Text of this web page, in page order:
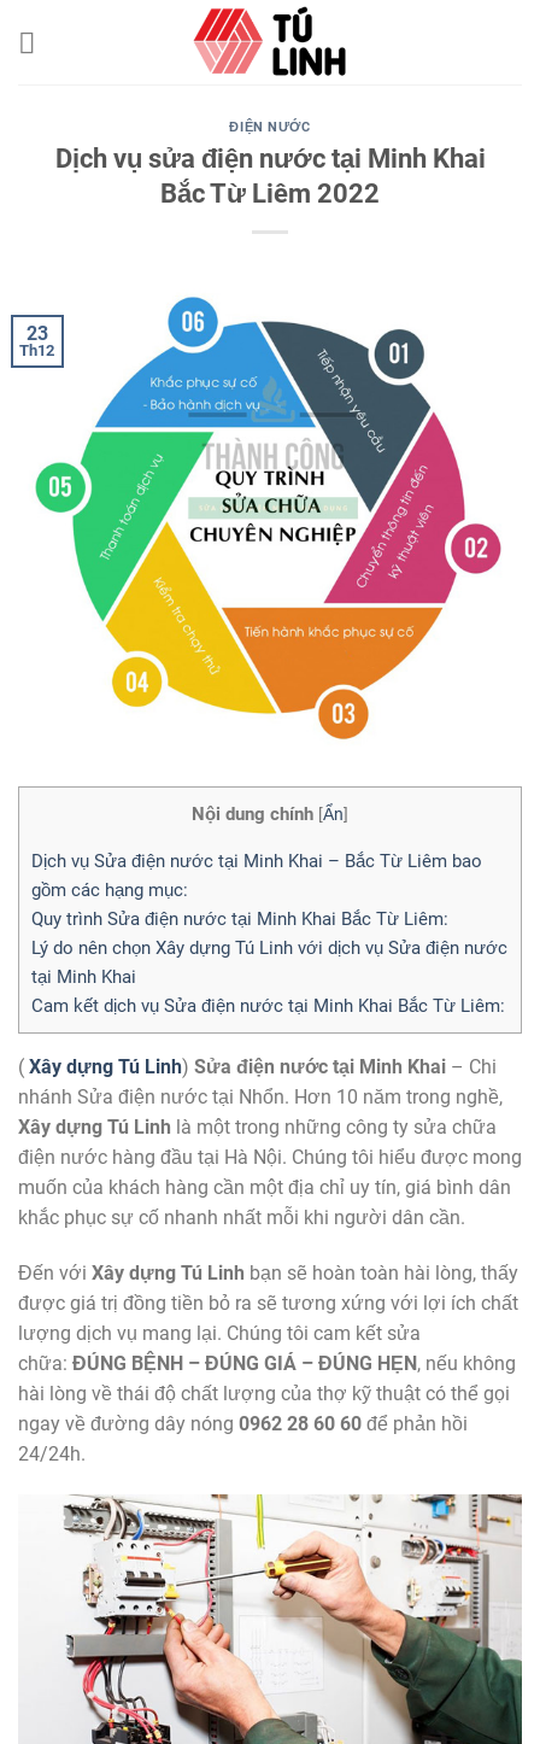
ĐIỆN NƯỚC
Dịch vụ sửa điện nước tại Minh Khai
Bắc Từ Liêm 2022
23
Th12
Nội dung chính [Ẩn]
Dịch vụ Sửa điện nước tại Minh Khai – Bắc Từ Liêm bao
gồm các hạng mục:
Quy trình Sửa điện nước tại Minh Khai Bắc Từ Liêm:
Lý do nên chọn Xây dựng Tú Linh với dịch vụ Sửa điện nước
tại Minh Khai
Cam kết dịch vụ Sửa điện nước tại Minh Khai Bắc Từ Liêm:
( Xây dựng Tú Linh) Sửa điện nước tại Minh Khai – Chi
nhánh Sửa điện nước tại Nhổn. Hơn 10 năm trong nghề,
Xây dựng Tú Linh là một trong những công ty sửa chữa
điện nước hàng đầu tại Hà Nội. Chúng tôi hiểu được mong
muốn của khách hàng cần một địa chỉ uy tín, giá bình dân
khắc phục sự cố nhanh nhất mỗi khi người dân cần.
Đến với Xây dựng Tú Linh bạn sẽ hoàn toàn hài lòng, thấy
được giá trị đồng tiền bỏ ra sẽ tương xứng với lợi ích chất
lượng dịch vụ mang lại. Chúng tôi cam kết sửa
chữa: ĐÚNG BỆNH – ĐÚNG GIÁ – ĐÚNG HẸN, nếu không
hài lòng về thái độ chất lượng của thợ kỹ thuật có thể gọi
ngay về đường dây nóng 0962 28 60 60 để phản hồi
24/24h.